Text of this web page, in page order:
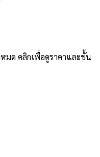
มด คลิกเพื่อดูราคาและขั้น